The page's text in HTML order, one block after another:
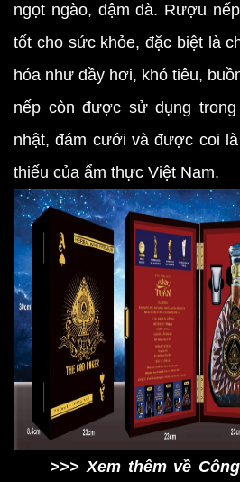
ngọt ngào, đậm đà. Rượu
tốt cho sức khỏe, đặc biệt là
hóa như đầy hơi, khó tiêu,
nếp còn được sử dụng
nhật, đám cưới và được coi
thiếu của ẩm thực Việt Nam.
>>> Xem thêm về